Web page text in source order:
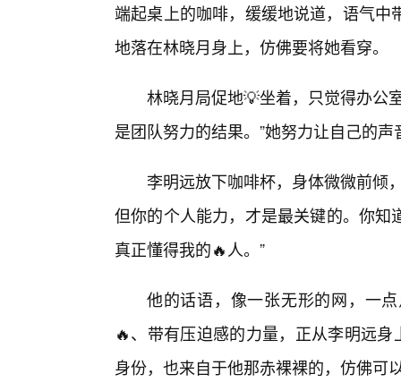
端起桌上的咖啡，缓缓地说道，语气
地落在林晓月身上，仿佛要将她看穿。
林晓月局促地💡坐着，只觉得办公
是团队努力的结果。”她努力让自己的
李明远放下咖啡杯，身体微微前倾
但你的个人能力，才是最关键的。你
真正懂得我的🔥人。”
他的话语，像一张无形的网，一
🔥、带有压迫感的力量，正从李明远
身份，也来自于他那赤裸裸的，仿佛可